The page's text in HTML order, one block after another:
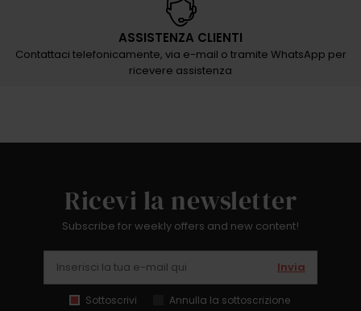
ASSISTENZA CLIENTI
Contattaci telefonicamente, via e-mail o tramite WhatsApp per
ricevere assistenza
Ricevi la newsletter
Subscribe for weekly offers and new content!
Invia
Sottoscrivi Annulla la sottoscrizione